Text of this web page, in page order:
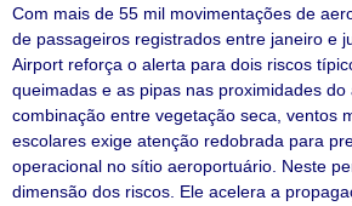
Com mais de 55 mil movimentações de
de passageiros registrados entre janeiro e
Airport reforça o alerta para dois riscos
queimadas e as pipas nas proximidades do
combinação entre vegetação seca, ventos
escolares exige atenção redobrada para
operacional no sítio aeroportuário. Neste
dimensão dos riscos. Ele acelera a